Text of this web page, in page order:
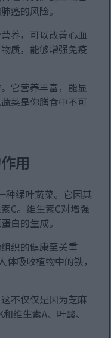
癌的风险。
养，可以改善心血
质，能够增强免疫
它营养丰富，能显
菜是你膳食中不可
用
种绿叶蔬菜。它因其
C。维生素C对增强
白的生成。
织的健康至关重
吸收植物中的铁，
不仅仅是因为芝麻
维生素A、叶酸、